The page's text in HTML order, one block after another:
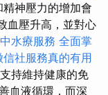
精神壓力的增加會
血壓升高，並對心
水療服務 全面掌
信社服務真的有用
持維持健康的免
血液循環，而深